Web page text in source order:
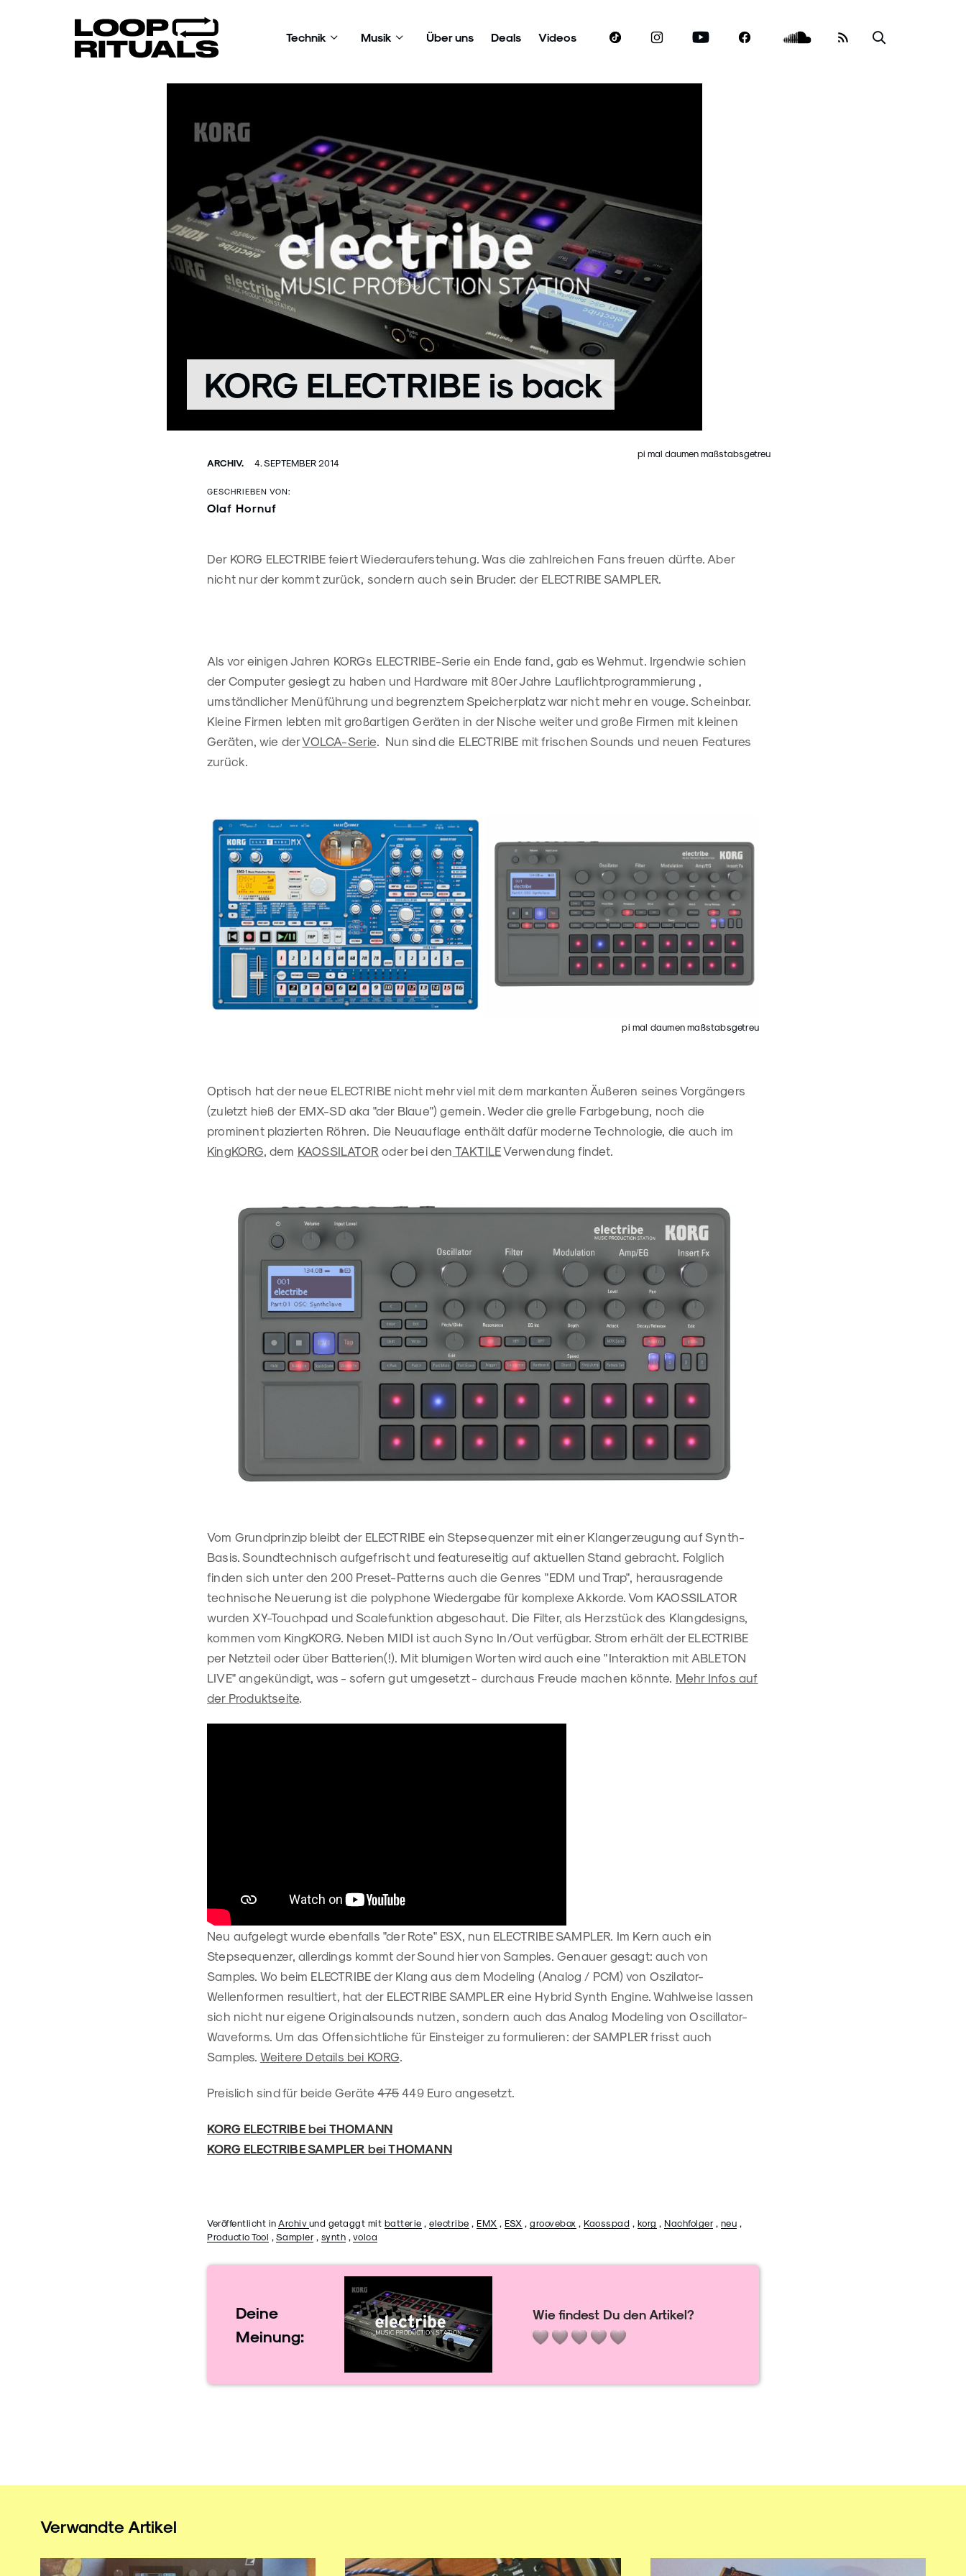
Technik Musik Über uns Deals Videos
pi mal daumen maßstabsgetreu
KORG ELECTRIBE is back
ARCHIV. 4. SEPTEMBER 2014
GESCHRIEBEN VON:
Olaf Hornuf
Der KORG ELECTRIBE feiert Wiederauferstehung. Was die zahlreichen Fans freuen dürfte. Aber
nicht nur der kommt zurück, sondern auch sein Bruder: der ELECTRIBE SAMPLER.
Als vor einigen Jahren KORGs ELECTRIBE-Serie ein Ende fand, gab es Wehmut. Irgendwie schien
der Computer gesiegt zu haben und Hardware mit 80er Jahre Lauflichtprogrammierung ,
umständlicher Menüführung und begrenztem Speicherplatz war nicht mehr en vouge. Scheinbar.
Kleine Firmen lebten mit großartigen Geräten in der Nische weiter und große Firmen mit kleinen
Geräten, wie derVOLCA-Serie. Nun sind die ELECTRIBE mit frischen Sounds und neuen Features
zurück.
pi mal daumen maßstabsgetreu
Optisch hat der neue ELECTRIBE nicht mehr viel mit dem markanten Äußeren seines Vorgängers
(zuletzt hieß der EMX-SD aka "der Blaue") gemein. Weder die grelle Farbgebung, noch die
prominent plazierten Röhren. Die Neuauflage enthält dafür moderne Technologie, die auch im
KingKORG, dem KAOSSILATOR oder bei den TAKTILEVerwendung findet.
Vom Grundprinzip bleibt der ELECTRIBE ein Stepsequenzer mit einer Klangerzeugung auf Synth-
Basis. Soundtechnisch aufgefrischt und featureseitig auf aktuellen Stand gebracht. Folglich
finden sich unter den 200 Preset-Patterns auch die Genres "EDM und Trap", herausragende
technische Neuerung ist die polyphone Wiedergabe für komplexe Akkorde. Vom KAOSSILATOR
wurden XY-Touchpad und Scalefunktion abgeschaut. Die Filter, als Herzstück des Klangdesigns,
kommen vom KingKORG. Neben MIDI ist auch Sync In/Out verfügbar. Strom erhält der ELECTRIBE
per Netzteil oder über Batterien(!). Mit blumigen Worten wird auch eine "Interaktion mit ABLETON
LIVE" angekündigt, was - sofern gut umgesetzt - durchaus Freude machen könnte. Mehr Infos auf
der Produktseite.
Neu aufgelegt wurde ebenfalls "der Rote" ESX, nun ELECTRIBE SAMPLER. Im Kern auch ein
Stepsequenzer, allerdings kommt der Sound hier von Samples. Genauer gesagt: auch von
Samples. Wo beim ELECTRIBE der Klang aus dem Modeling (Analog / PCM) von Oszilator-
Wellenformen resultiert, hat der ELECTRIBE SAMPLER eine Hybrid Synth Engine. Wahlweise lassen
sich nicht nur eigene Originalsounds nutzen, sondern auch das Analog Modeling von Oscillator-
Waveforms. Um das Offensichtliche für Einsteiger zu formulieren: der SAMPLER frisst auch
Samples. Weitere Details bei KORG.
Preislich sind für beide Geräte475 449 Euro angesetzt.
KORG ELECTRIBE bei THOMANN
KORG ELECTRIBE SAMPLER bei THOMANN
Veröffentlicht in Archiv und getaggt mit batterie , electribe , EMX , ESX , groovebox , Kaosspad , korg , Nachfolger, neu ,
Productio Tool , Sampler, synth , volca
Deine
Meinung:
Wie findest Du den Artikel?
Verwandte Artikel